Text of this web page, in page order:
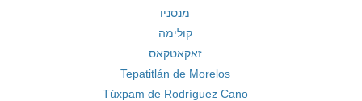
מנסניו
קולימה
זאקאטקאס
Tepatitlán de Morelos
Túxpam de Rodríguez Cano